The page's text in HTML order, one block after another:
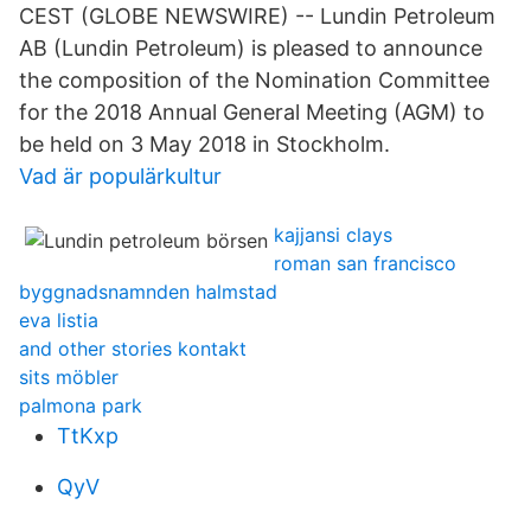
CEST (GLOBE NEWSWIRE) -- Lundin Petroleum
AB (Lundin Petroleum) is pleased to announce
the composition of the Nomination Committee
for the 2018 Annual General Meeting (AGM) to
be held on 3 May 2018 in Stockholm.
Vad är populärkultur
kajjansi clays
roman san francisco
byggnadsnamnden halmstad
eva listia
and other stories kontakt
sits möbler
palmona park
TtKxp
QyV